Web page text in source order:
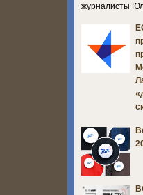
журналисты